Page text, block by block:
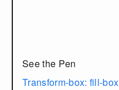
See the Pen
Transform-box: fill-box